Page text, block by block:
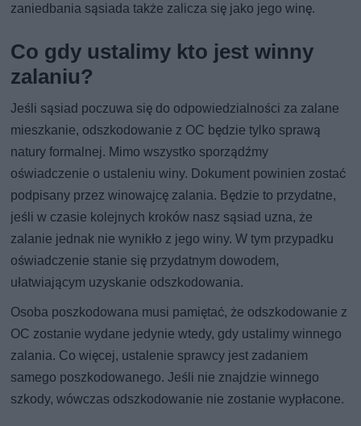
zaniedbania sąsiada także zalicza się jako jego winę.
Co gdy ustalimy kto jest winny
zalaniu?
Jeśli sąsiad poczuwa się do odpowiedzialności za zalane
mieszkanie, odszkodowanie z OC będzie tylko sprawą
natury formalnej. Mimo wszystko sporządźmy
oświadczenie o ustaleniu winy. Dokument powinien zostać
podpisany przez winowajcę zalania. Będzie to przydatne,
jeśli w czasie kolejnych kroków nasz sąsiad uzna, że
zalanie jednak nie wynikło z jego winy. W tym przypadku
oświadczenie stanie się przydatnym dowodem,
ułatwiającym uzyskanie odszkodowania.
Osoba poszkodowana musi pamiętać, że odszkodowanie z
OC zostanie wydane jedynie wtedy, gdy ustalimy winnego
zalania. Co więcej, ustalenie sprawcy jest zadaniem
samego poszkodowanego. Jeśli nie znajdzie winnego
szkody, wówczas odszkodowanie nie zostanie wypłacone.